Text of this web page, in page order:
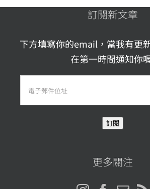
訂閱新文章
下方填寫你的email，當我有更
在第一時間通知你
訂閱
更多關注